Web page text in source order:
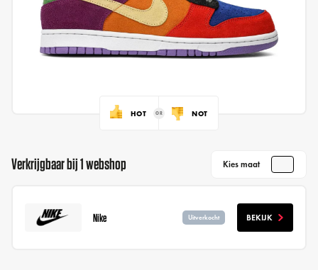
HOT NOT
Verkrijgbaar bij 1 webshop Kies maat
Nike Uitverkocht BEKIJK